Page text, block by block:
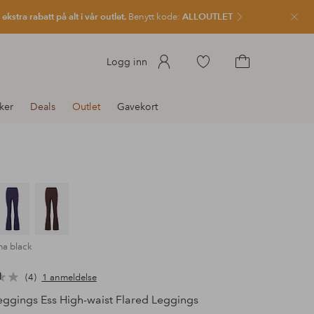
ekstra rabatt på alt i vår outlet. Benytt kode: ALLOUTLET Lukk
Logg inn
Gå
Deals Outlet Gavekort
black
4 1 anmeldelse
Ess High-waist Flared Leggings